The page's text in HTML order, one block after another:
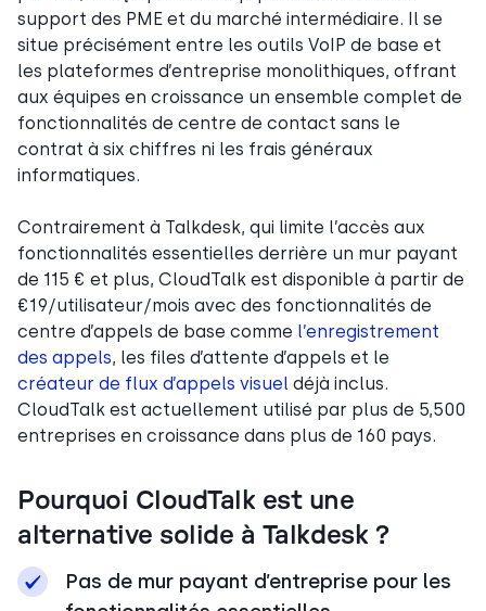
support des PME et du marché intermédiaire. Il se
situe précisément entre les outils VoIP de base et
les plateformes d’entreprise monolithiques, offrant
aux équipes en croissance un ensemble complet de
fonctionnalités de centre de contact sans le
contrat à six chiffres ni les frais généraux
informatiques.
Contrairement à Talkdesk, qui limite l’accès aux
fonctionnalités essentielles derrière un mur payant
de 115 € et plus, CloudTalk est disponible à partir de
€19/utilisateur/mois avec des fonctionnalités de
centre d’appels de base comme l’enregistrement
des appels, les files d’attente d’appels et le
créateur de flux d’appels visuel déjà inclus.
CloudTalk est actuellement utilisé par plus de 5,500
entreprises en croissance dans plus de 160 pays.
Pourquoi CloudTalk est une
alternative solide à Talkdesk ?
Pas de mur payant d’entreprise pour les